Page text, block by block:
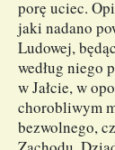
porę uciec.
jaki nadano
Ludowej,
według niego
w Jałcie, w
chorobliwym
bezwolnego,